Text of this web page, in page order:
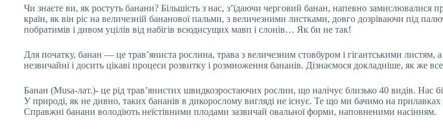
Чи знаєте ви, як ростуть банани? Більшість з нас, з’їдаючи черговий банан, напевно
країн, як він ріс на величезній бананової пальми, з величезними листками, довго дозріваючи під
побратимів і дивом уцілів від набігів всюдисущих мавп і слонів… Як би не так!
Для початку, банан — це трав’яниста рослина, трава з величезним стовбуром і гігантськими листям,
незвичайні і досить цікаві процеси розвитку і розмноження бананів. Дізнаємося докладніше, як же
Банан (Musa-лат.)- це рід трав’янистих швидкозростаючих рослин, що налічує близько 40 видів. Нас
У природі, як не дивно, таких бананів в дикорослому вигляді не існує. Те що ми бачимо на
Справжні банани володіють неїстівними плодами зазвичай овальної форми, наповненими насінням.